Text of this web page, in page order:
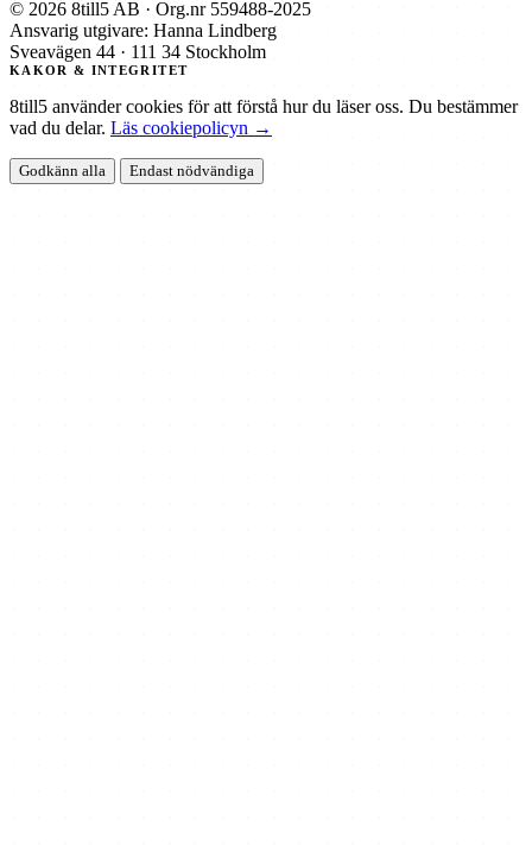
© 2026 8till5 AB · Org.nr 559488-2025
Ansvarig utgivare: Hanna Lindberg
Sveavägen 44 · 111 34 Stockholm
KAKOR & INTEGRITET
8till5 använder cookies för att förstå hur du läser oss. Du bestämmer
vad du delar. Läs cookiepolicyn →
Godkänn alla Endast nödvändiga